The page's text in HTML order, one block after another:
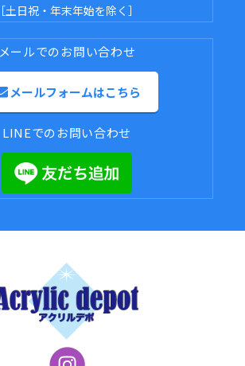
［土日祝・年末年始を除く］
メールでのお問い合わせ
メールフォームはこちら
LINEでのお問い合わせ